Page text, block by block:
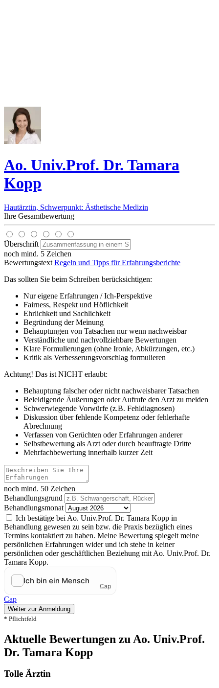
Ao. Univ.Prof. Dr. Tamara
Kopp
Hautärztin, Schwerpunkt: Ästhetische Medizin
Ihre Gesamtbewertung
Überschrift
noch mind. 5 Zeichen
Bewertungstext Regeln und Tipps für Erfahrungsberichte
Das sollten Sie beim Schreiben berücksichtigen:
Nur eigene Erfahrungen / Ich-Perspektive
Fairness, Respekt und Höflichkeit
Ehrlichkeit und Sachlichkeit
Begründung der Meinung
Behauptungen von Tatsachen nur wenn nachweisbar
Verständliche und nachvollziehbare Bewertungen
Klare Formulierungen (ohne Ironie, Abkürzungen, etc.)
Kritik als Verbesserungsvorschlag formulieren
Achtung! Das ist NICHT erlaubt:
Behauptung falscher oder nicht nachweisbarer Tatsachen
Beleidigende Äußerungen oder Aufrufe den Arzt zu meiden
Schwerwiegende Vorwürfe (z.B. Fehldiagnosen)
Diskussion über fehlende Kompetenz oder fehlerhafte
Abrechnung
Verfassen von Gerüchten oder Erfahrungen anderer
Selbstbewertung als Arzt oder durch beauftragte Dritte
Mehrfachbewertung innerhalb kurzer Zeit
noch mind. 50 Zeichen
Behandlungsgrund
Behandlungsmonat
Ich bestätige bei Ao. Univ.Prof. Dr. Tamara Kopp in
Behandlung gewesen zu sein bzw. die Praxis bezüglich eines
Termins kontaktiert zu haben. Meine Bewertung spiegelt meine
persönlichen Erfahrungen wider und ich stehe in keiner
persönlichen oder geschäftlichen Beziehung mit Ao. Univ.Prof. Dr.
Tamara Kopp.
Cap
Weiter zur Anmeldung
* Pflichtfeld
Aktuelle Bewertungen zu Ao. Univ.Prof.
Dr. Tamara Kopp
Tolle Ärztin